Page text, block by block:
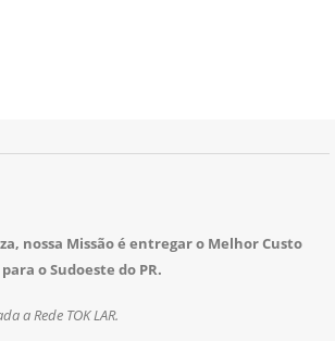
nossa Missão é entregar o Melhor Custo
o Sudoeste do PR.
a Rede TOK LAR.